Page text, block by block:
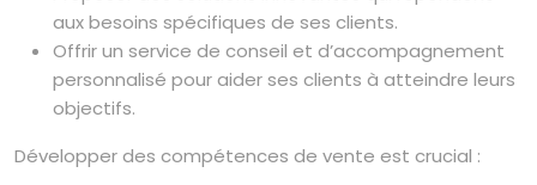
aux besoins spécifiques de ses clients.
Offrir un service de conseil et d’accompagnement
personnalisé pour aider ses clients à atteindre leurs
objectifs.
Développer des compétences de vente est crucial :